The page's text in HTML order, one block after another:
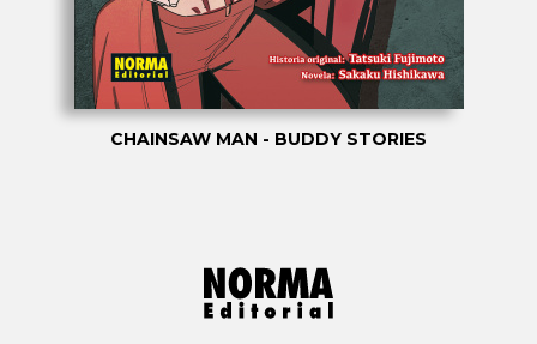
CHAINSAW MAN - BUDDY STORIES